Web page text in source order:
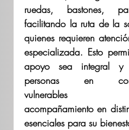
ruedas, bastones,
facilitando la ruta de la
quienes requieren
especializada. Esto
apoyo sea integral
personas en
vulnerables
acompañamiento en
esenciales para su